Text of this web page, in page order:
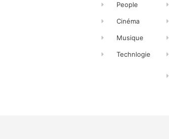
People
Cinéma
Musique
Technlogie